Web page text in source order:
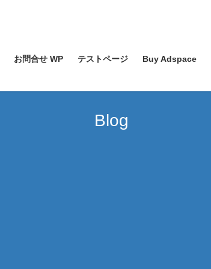
お問合せ WP テストページ Buy Adspace
Blog